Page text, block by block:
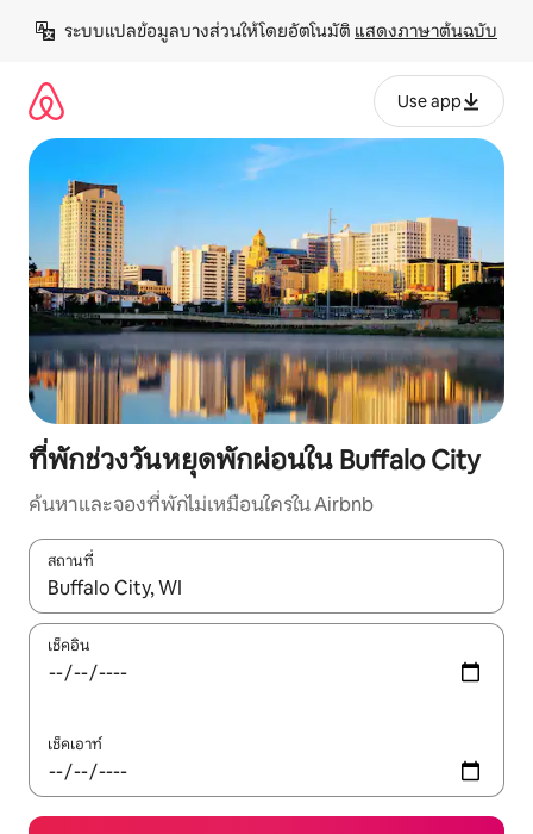
เนื้อหา
ระบบแปลข้อมูลบางส่วนให้โดยอัตโนมัติ แสดงภาษาต้นฉบับ
Use app
ที่พักช่วงวันหยุดพักผ่อนใน Buffalo City
ค้นหาและจองที่พักไม่เหมือนใครใน Airbnb
สถานที่
ใช้ลูกศรขึ้นลง หรือใช้การสัมผัสหรือปัด เพื่อสำรวจผลการค้นหา
เช็คอิน
เช็คเอาท์